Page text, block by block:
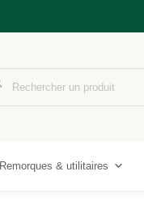
Remorques & utilitaires